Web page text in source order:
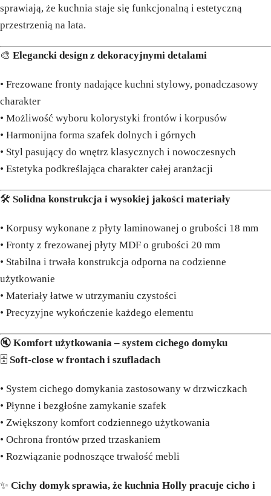
sprawiają, że kuchnia staje się funkcjonalną i estetyczną
przestrzenią na lata.
🎨 Elegancki design z dekoracyjnymi detalami
• Frezowane fronty nadające kuchni stylowy, ponadczasowy
charakter
• Możliwość wyboru kolorystyki frontów i korpusów
• Harmonijna forma szafek dolnych i górnych
• Styl pasujący do wnętrz klasycznych i nowoczesnych
• Estetyka podkreślająca charakter całej aranżacji
🛠️ Solidna konstrukcja i wysokiej jakości materiały
• Korpusy wykonane z płyty laminowanej o grubości 18 mm
• Fronty z frezowanej płyty MDF o grubości 20 mm
• Stabilna i trwała konstrukcja odporna na codzienne
użytkowanie
• Materiały łatwe w utrzymaniu czystości
• Precyzyjne wykończenie każdego elementu
🔇 Komfort użytkowania – system cichego domyku
🗄️ Soft-close w frontach i szufladach
• System cichego domykania zastosowany w drzwiczkach
• Płynne i bezgłośne zamykanie szafek
• Zwiększony komfort codziennego użytkowania
• Ochrona frontów przed trzaskaniem
• Rozwiązanie podnoszące trwałość mebli
✨ Cichy domyk sprawia, że kuchnia Holly pracuje cicho i